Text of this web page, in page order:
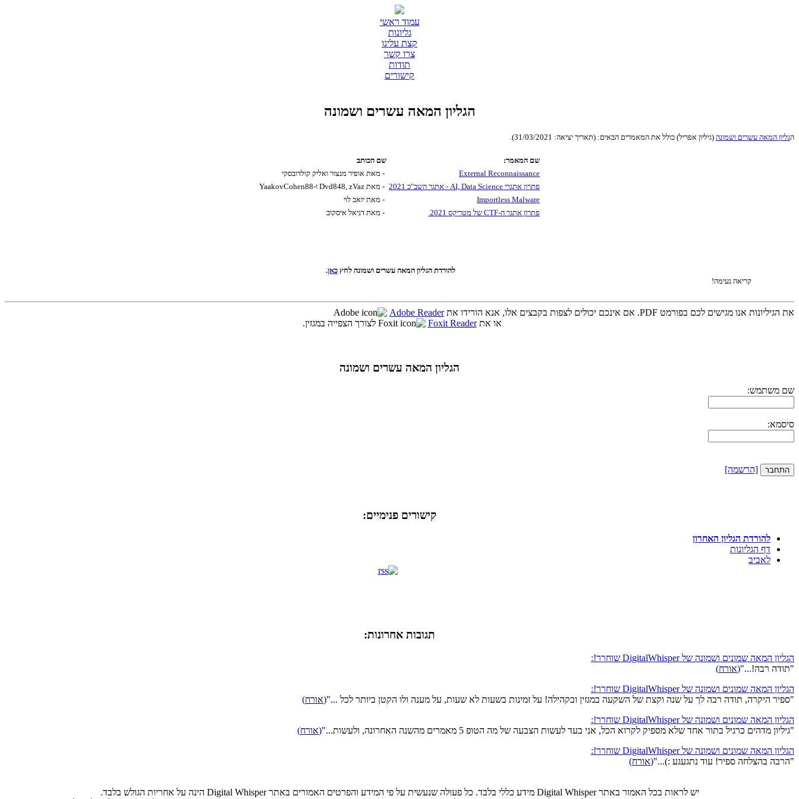
עמוד ראשי
גליונות
קצת עלינו
צרו קשר
תודות
קישורים
הגליון המאה עשרים ושמונה
הגליון המאה עשרים ושמונה (גיליון אפריל) כולל את המאמרים הבאים: (תאריך יציאה: 31/03/2021).
שם המאמר:
שם הכותב
External Reconnaissance
- מאת אופיר מנצור ואליק קולדובסקי
פתרון אתגרי AI, Data Science - אתגר השב"כ 2021
- מאת Dvd848, zVaz ו-YaakovCohen88
Importless Malware
- מאת יואב לוי
פתרון אתגר ה-CTF של מטריקס 2021
- מאת דניאל איסקוב
להורדת הגליון המאה עשרים ושמונה לחץ כאן.
קריאה נעימה!
את הגיליונות אנו מגישים לכם בפורמט PDF. אם אינכם יכולים לצפות בקבצים אלו, אנא הורידו את
Adobe Reader
או אתFoxit Reader לצורך הצפייה במגזין.
הגליון המאה עשרים ושמונה
שם משתמש:
סיסמא:
[הרשמה]
קישורים פנימיים:
להורדת הגליון האחרון
דף הגליונות
לאביב
תגובות אחרונות:
הגליון המאה שמונים ושמונה של DigitalWhisper שוחרר!:
"תודה רבה!..."(אורח)
הגליון המאה שמונים ושמונה של DigitalWhisper שוחרר!:
"ספיר היקרה, תודה רבה לך על שנה וקצת של השקעה במגזין ובקהילה! על זמינות בשעות לא שעות, על מענה ולו הקטן ביותר לכל ..."(אורח)
הגליון המאה שמונים ושמונה של DigitalWhisper שוחרר!:
"גיליון מדהים כרגיל בתור אחד שלא מספיק לקרוא הכל, אני בעד לעשות הצבעה של מה הטופ 5 מאמרים מהשנה האחרונה, ולעשות..."
(אורח)
הגליון המאה שמונים ושמונה של DigitalWhisper שוחרר!:
"הרבה בהצלחה ספיר! עוד נתגעגע :)..."(אורח)
יש לראות בכל האמור באתר Digital Whisper מידע כללי בלבד. כל פעולה שנעשית על פי המידע והפרטים האמורים באתר Digital Whisper הינה על אחריות הגולש בלבד.